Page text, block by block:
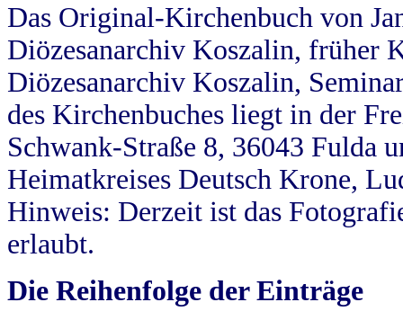
Das Original-Kirchenbuch von
Diözesanarchiv Koszalin, früher
Diözesanarchiv Koszalin,
des Kirchenbuches liegt in der
Schwank-Straße 8, 36043 Fulda
Heimatkreises Deutsch Krone,
Hinweis: Derzeit ist das
erlaubt.
Die Reihenfolge der Einträge